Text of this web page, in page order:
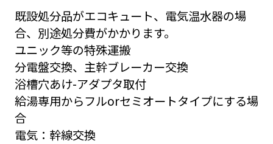
既設処分品がエコキュート、電気温水器の場
合、別途処分費がかかります。
ユニック等の特殊運搬
分電盤交換、主幹ブレーカー交換
浴槽穴あけ-アダプタ取付
給湯専用からフルorセミオートタイプにする場
合
電気：幹線交換